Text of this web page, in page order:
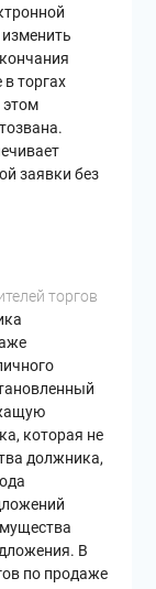
торгах
этом
заявки без
торгов
которая не
должника,
В
по продаже